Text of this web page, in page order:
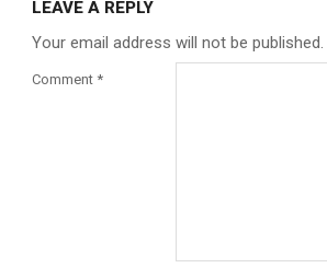
LEAVE A REPLY
Your email address will not be published.
Comment *